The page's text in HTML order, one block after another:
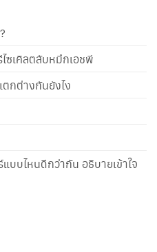
ซเคิลตลับหมึกเอชพี
กต่างกันยังไง
บบไหนดีกว่ากัน อธิบายเข้าใจ